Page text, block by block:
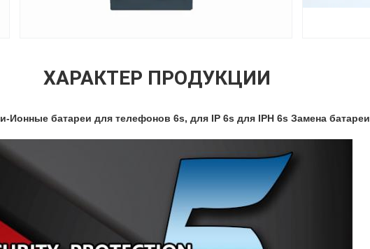
ХАРАКТЕР ПРОДУКЦИИ
батареи для телефонов 6s, для IP 6s для IPH 6s Замена батареи